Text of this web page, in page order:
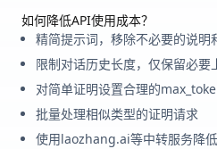
如何降低API使用成本？
精简提示词，移除不必要的说明
限制对话历史长度，仅保留必要
对简单证明设置合理的
批量处理相似类型的证明请求
使用laozhang.ai等中转服务降